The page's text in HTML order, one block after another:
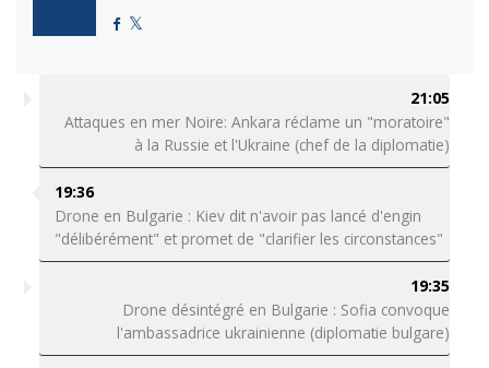
21:05
Attaques en mer Noire: Ankara réclame un "moratoire"
à la Russie et l'Ukraine (chef de la diplomatie)
19:36
Drone en Bulgarie : Kiev dit n'avoir pas lancé d'engin
"délibérément" et promet de "clarifier les circonstances"
19:35
Drone désintégré en Bulgarie : Sofia convoque
l'ambassadrice ukrainienne (diplomatie bulgare)